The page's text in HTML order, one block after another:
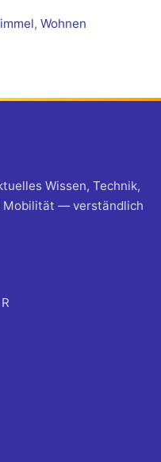
,Wohnen
Wissen, Technik,
Mobilität — verständlich